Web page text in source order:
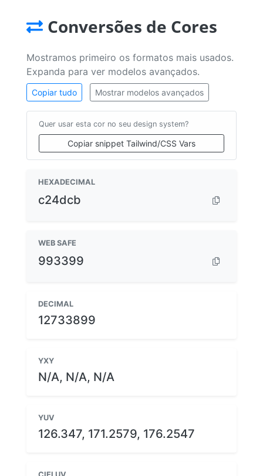
Conversões de Cores
Mostramos primeiro os formatos mais usados.
Expanda para ver modelos avançados.
Copiar tudo Mostrar modelos avançados
Quer usar esta cor no seu design system?
Copiar snippet Tailwind/CSS Vars
HEXADECIMAL
c24dcb
WEB SAFE
993399
DECIMAL
12733899
YXY
N/A, N/A, N/A
YUV
126.347, 171.2579, 176.2547
CIELUV